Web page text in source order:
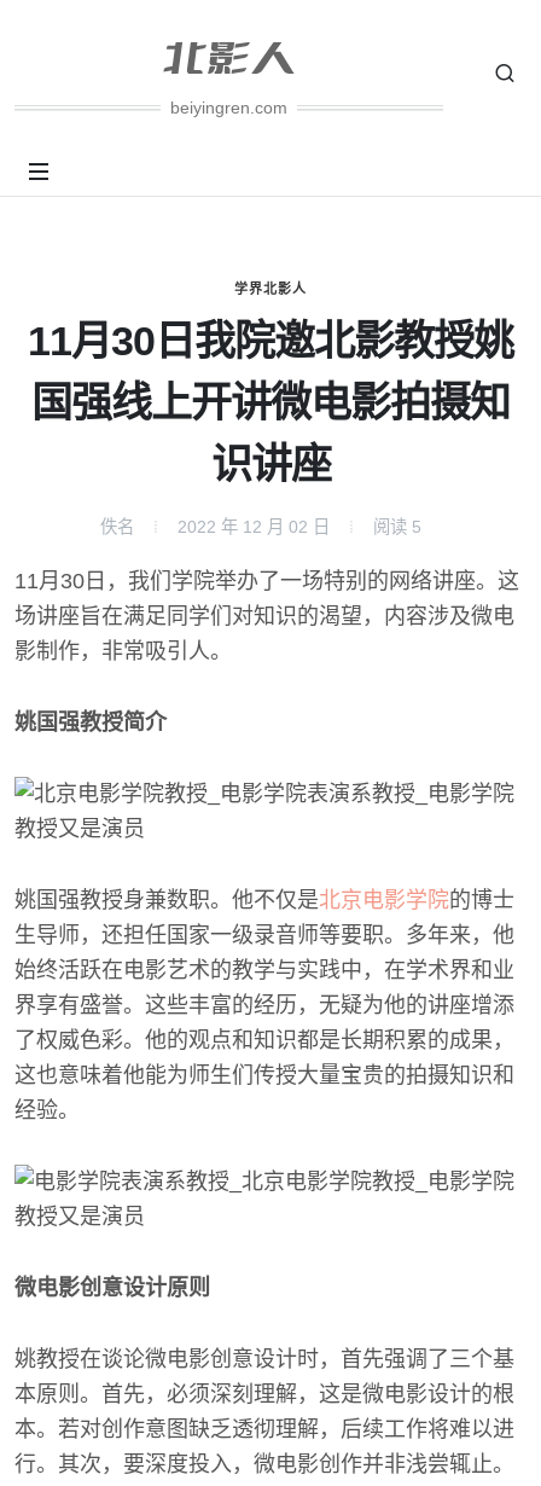
beiyingren.com
学界北影人
11月30日我院邀北影教授姚
国强线上开讲微电影拍摄知
识讲座
佚名 2022 年 12 月 02 日 阅读 5
11月30日，我们学院举办了一场特别的网络讲座。这
场讲座旨在满足同学们对知识的渴望，内容涉及微电
影制作，非常吸引人。
姚国强教授简介
姚国强教授身兼数职。他不仅是北京电影学院的博士
生导师，还担任国家一级录音师等要职。多年来，他
始终活跃在电影艺术的教学与实践中，在学术界和业
界享有盛誉。这些丰富的经历，无疑为他的讲座增添
了权威色彩。他的观点和知识都是长期积累的成果，
这也意味着他能为师生们传授大量宝贵的拍摄知识和
经验。
微电影创意设计原则
姚教授在谈论微电影创意设计时，首先强调了三个基
本原则。首先，必须深刻理解，这是微电影设计的根
本。若对创作意图缺乏透彻理解，后续工作将难以进
行。其次，要深度投入，微电影创作并非浅尝辄止。